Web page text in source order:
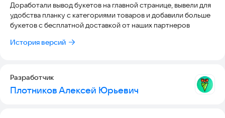
✅ Экспресс-доставка — срочно нужны цветы? Доставим за
60 минут в день заказа.
✅ Отслеживание курьера — смотрите на карте, где
Безопасно и быстро.
Доработали вывод букетов на главной странице, вывели для
удобства планку с категориями товаров и добавили больше
букетов с бесплатной доставкой от наших партнеров
История версий
Разработчик
Плотников Алексей Юрьевич